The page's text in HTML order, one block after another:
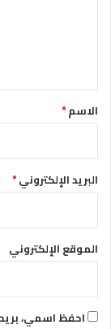
*الاسم*
البريد الإلكتروني*
الموقع الإلكتروني
احفظ اسمي،